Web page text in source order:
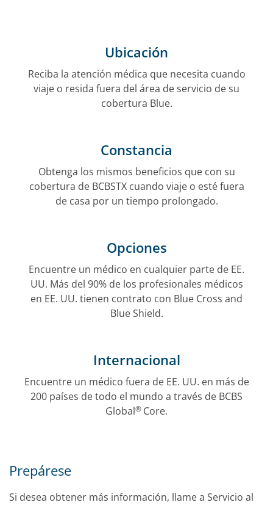
Ubicación
Reciba la atención médica que necesita cuando
viaje o resida fuera del área de servicio de su
cobertura Blue.
Constancia
Obtenga los mismos beneficios que con su
cobertura de BCBSTX cuando viaje o esté fuera
de casa por un tiempo prolongado.
Opciones
Encuentre un médico en cualquier parte de EE.
UU. Más del 90% de los profesionales médicos
en EE. UU. tienen contrato con Blue Cross and
Blue Shield.
Internacional
Encuentre un médico fuera de EE. UU. en más de
200 países de todo el mundo a través de BCBS
Global® Core.
Prepárese
Si desea obtener más información, llame a Servicio al